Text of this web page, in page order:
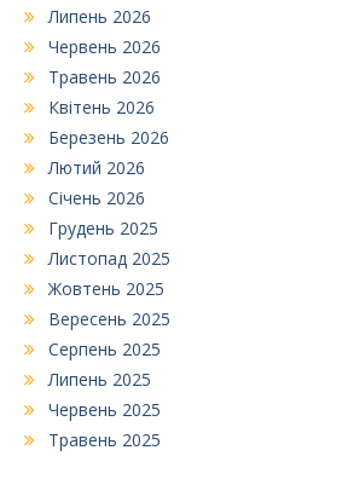
Липень 2026
Червень 2026
Травень 2026
Квітень 2026
Березень 2026
Лютий 2026
Січень 2026
Грудень 2025
Листопад 2025
Жовтень 2025
Вересень 2025
Серпень 2025
Липень 2025
Червень 2025
Травень 2025